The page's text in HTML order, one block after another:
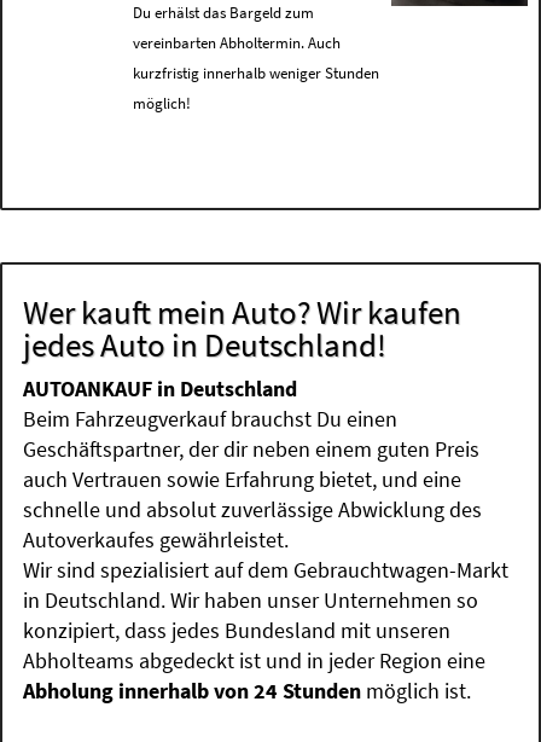
Du erhälst das Bargeld zum
vereinbarten Abholtermin. Auch
kurzfristig innerhalb weniger Stunden
möglich!
Wer kauft mein Auto? Wir kaufen
jedes Auto in Deutschland!
AUTOANKAUF in Deutschland
Beim Fahrzeugverkauf brauchst Du einen
Geschäftspartner, der dir neben einem guten Preis
auch Vertrauen sowie Erfahrung bietet, und eine
schnelle und absolut zuverlässige Abwicklung des
Autoverkaufes gewährleistet.
Wir sind spezialisiert auf dem Gebrauchtwagen-Markt
in Deutschland. Wir haben unser Unternehmen so
konzipiert, dass jedes Bundesland mit unseren
Abholteams abgedeckt ist und in jeder Region eine
Abholung innerhalb von 24 Stunden möglich ist.